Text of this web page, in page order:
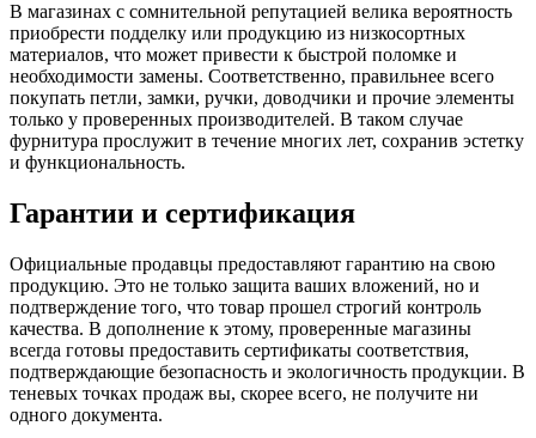
В магазинах с сомнительной репутацией велика вероятность
приобрести подделку или продукцию из низкосортных
материалов, что может привести к быстрой поломке и
необходимости замены. Соответственно, правильнее всего
покупать петли, замки, ручки, доводчики и прочие элементы
только у проверенных производителей. В таком случае
фурнитура прослужит в течение многих лет, сохранив эстетку
и функциональность.
Гарантии и сертификация
Официальные продавцы предоставляют гарантию на свою
продукцию. Это не только защита ваших вложений, но и
подтверждение того, что товар прошел строгий контроль
качества. В дополнение к этому, проверенные магазины
всегда готовы предоставить сертификаты соответствия,
подтверждающие безопасность и экологичность продукции. В
теневых точках продаж вы, скорее всего, не получите ни
одного документа.